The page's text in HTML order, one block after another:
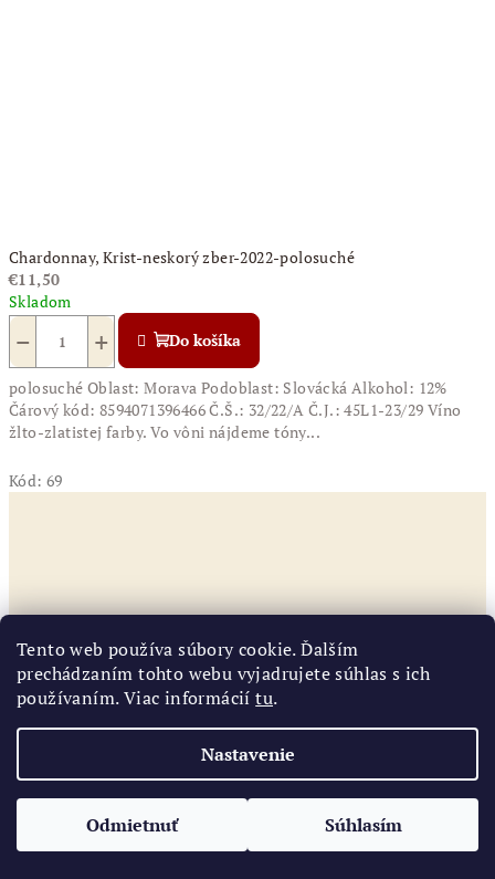
Tento web používa súbory cookie. Ďalším
prechádzaním tohto webu vyjadrujete súhlas s ich
používaním. Viac informáciítu.
Nastavenie
Odmietnuť Súhlasím
Chardonnay, Krist-neskorý zber-2022-polosuché
€11,50
Skladom
+
− Do košíka
polosuché Oblast: Morava Podoblast: Slovácká Alkohol: 12%
Čárový kód: 8594071396466 Č.Š.: 32/22/A Č.J.: 45L1-23/29 Víno
žlto-zlatistej farby. Vo vôni nájdeme tóny...
Kód: 69
100% prírodné